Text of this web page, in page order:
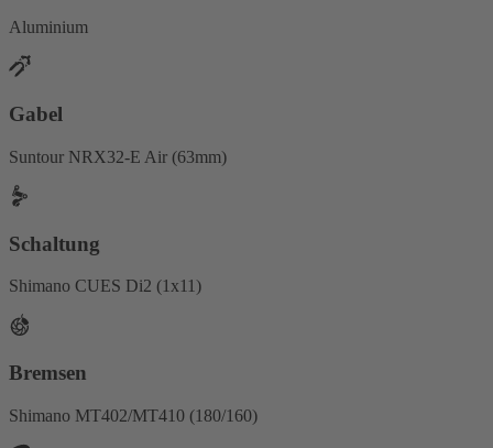
Aluminium
Gabel
Suntour NRX32-E Air (63mm)
Schaltung
Shimano CUES Di2 (1x11)
Bremsen
Shimano MT402/MT410 (180/160)